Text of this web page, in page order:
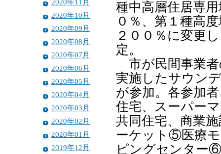
2020年11月
2020年10月
2020年09月
2020年08月
2020年07月
2020年06月
2020年05月
2020年04月
2020年03月
2020年02月
2020年01月
2019年12月
種中高層住居専
０％、第１種高
２００％に変更
定。
市が民間事業者
実施したサウン
が参加。各参加
住宅、スーパー
共同住宅、商業
ーケット⑤医療
ピングセンター